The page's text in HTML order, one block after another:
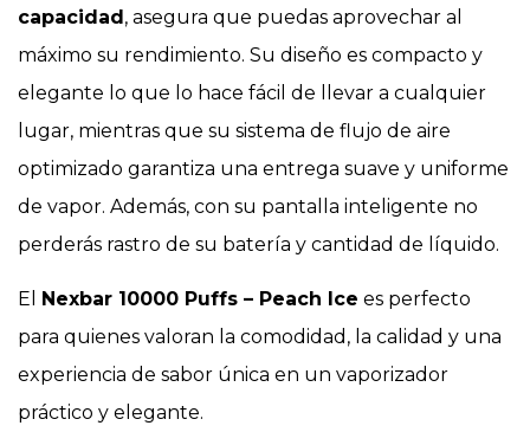
capacidad, asegura que puedas aprovechar al
máximo su rendimiento. Su diseño es compacto y
elegante lo que lo hace fácil de llevar a cualquier
lugar, mientras que su sistema de flujo de aire
optimizado garantiza una entrega suave y uniforme
de vapor. Además, con su pantalla inteligente no
perderás rastro de su batería y cantidad de líquido.
El Nexbar 10000 Puffs – Peach Ice es perfecto
para quienes valoran la comodidad, la calidad y una
experiencia de sabor única en un vaporizador
práctico y elegante.